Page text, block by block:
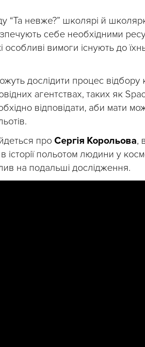
“Та невже?” школярі й
себе необхідними
особливі вимоги існують до
дослідити процес відбору
агентствах, таких як
відповідати, аби мати
про Сергія Корольова,
польотом людини у
на подальші дослідження.